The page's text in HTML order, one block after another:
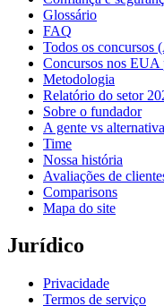
Glossário
FAQ
Todos os concursos
Concursos nos EUA
Metodologia
Relatório do setor
Sobre o fundador
A gente vs
Time
Nossa história
Avaliações de
Comparisons
Mapa do site
Jurídico
Privacidade
Termos de serviço